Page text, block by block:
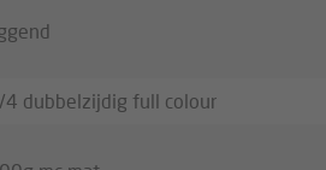
4 dubbelzijdig full colour